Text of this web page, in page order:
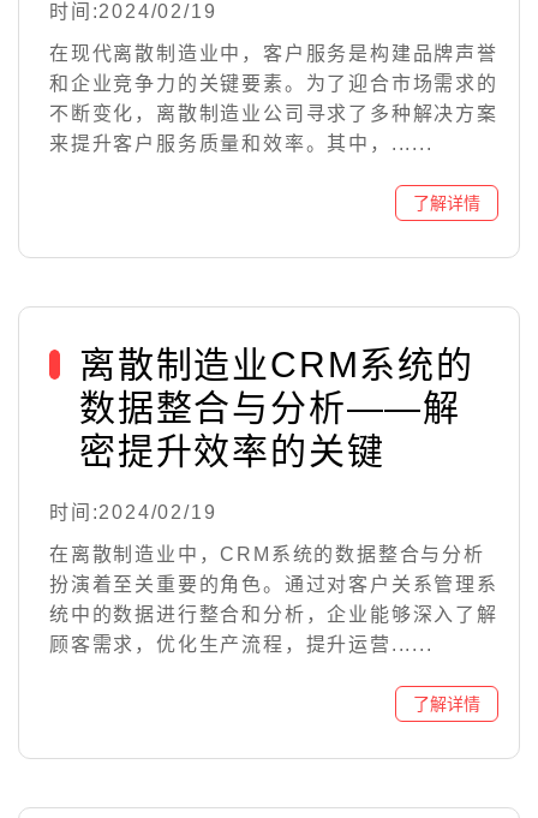
时间:2024/02/19
在现代离散制造业中，客户服务是构建品牌声誉
和企业竞争力的关键要素。为了迎合市场需求的
不断变化，离散制造业公司寻求了多种解决方案
来提升客户服务质量和效率。其中，......
离散制造业CRM系统的
数据整合与分析——解
密提升效率的关键
时间:2024/02/19
在离散制造业中，CRM系统的数据整合与分析
扮演着至关重要的角色。通过对客户关系管理系
统中的数据进行整合和分析，企业能够深入了解
顾客需求，优化生产流程，提升运营......